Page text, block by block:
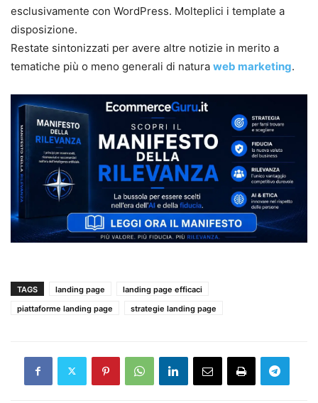
esclusivamente con WordPress. Molteplici i template a
disposizione.
Restate sintonizzati per avere altre notizie in merito a
tematiche più o meno generali di natura web marketing.
TAGS landing page
landing page efficaci
piattaforme landing page
strategie landing page